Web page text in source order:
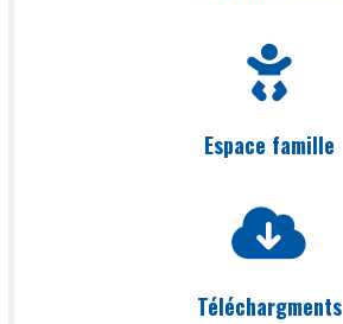
Espace famille
Téléchargments